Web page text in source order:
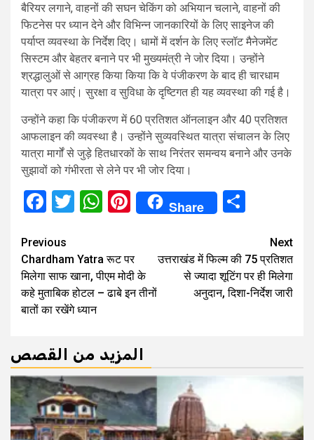
बैरियर लगाने, वाहनों की सघन चेकिंग को अभियान चलाने, वाहनों की
फिटनेस पर ध्यान देने और विभिन्न जानकारियों के लिए साइनेज की
पर्याप्त व्यवस्था के निर्देश दिए। धामों में दर्शन के लिए स्लॉट मैनेजमेंट
सिस्टम और बेहतर बनाने पर भी मुख्यमंत्री ने जोर दिया। उन्होंने
श्रद्धालुओं से आग्रह किया किया कि वे पंजीकरण के बाद ही चारधाम
यात्रा पर आएं। सुरक्षा व सुविधा के दृष्टिगत ही यह व्यवस्था की गई है।
उन्होंने कहा कि पंजीकरण में 60 प्रतिशत ऑनलाइन और 40 प्रतिशत
आफलाइन की व्यवस्था है। उन्होंने सुव्यवस्थित यात्रा संचालन के लिए
यात्रा मार्गों से जुड़े हितधारकों के साथ निरंतर समन्वय बनाने और उनके
सुझावों को गंभीरता से लेने पर भी जोर दिया।
Facebook
TwitterWhatsApp
Pinterest
Share
Continue
Reading
Previous
Chardham Yatra रूट पर
मिलेगा साफ खाना, पीएम मोदी के
कहे मुताबिक होटल – ढाबे इन तीनों
बातों का रखेंगे ध्‍यान
Next
उत्तराखंड में फिल्म की 75 प्रतिशत
से ज्यादा शूटिंग पर ही मिलेगा
अनुदान, दिशा-निर्देश जारी
المزيد من القصص